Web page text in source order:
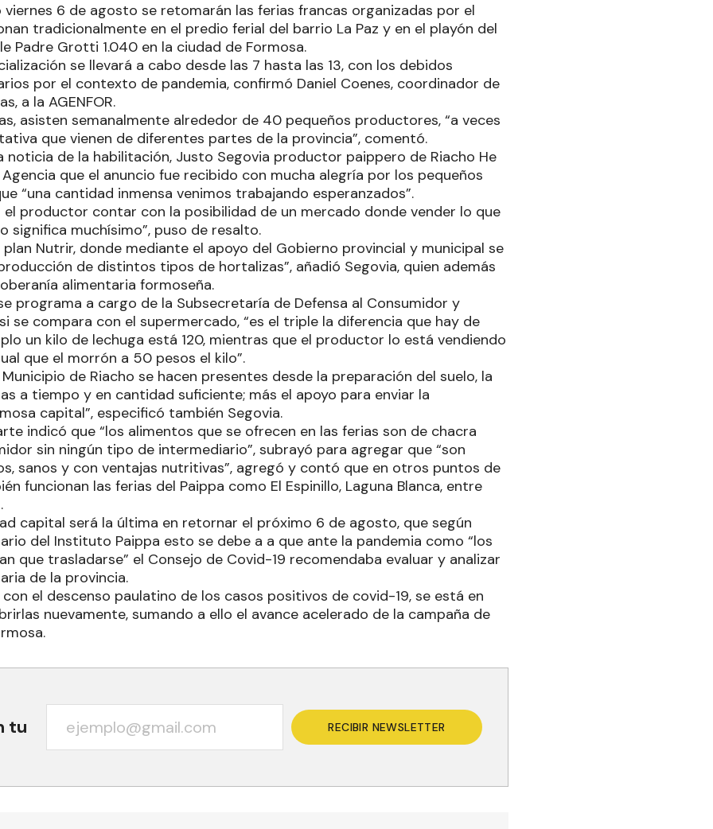
viernes 6 de agosto se retomarán las ferias francas organizadas por el
tradicionalmente en el predio ferial del barrio La Paz y en el playón del
Padre Grotti 1.040 en la ciudad de Formosa.
se llevará a cabo desde las 7 hasta las 13, con los debidos
por el contexto de pandemia, confirmó Daniel Coenes, coordinador de
a la AGENFOR.
asisten semanalmente alrededor de 40 pequeños productores, “a veces
que vienen de diferentes partes de la provincia”, comentó.
noticia de la habilitación, Justo Segovia productor paippero de Riacho He
que el anuncio fue recibido con mucha alegría por los pequeños
“una cantidad inmensa venimos trabajando esperanzados”.
el productor contar con la posibilidad de un mercado donde vender lo que
significa muchísimo”, puso de resalto.
plan Nutrir, donde mediante el apoyo del Gobierno provincial y municipal se
de distintos tipos de hortalizas”, añadió Segovia, quien además
alimentaria formoseña.
programa a cargo de la Subsecretaría de Defensa al Consumidor y
se compara con el supermercado, “es el triple la diferencia que hay de
un kilo de lechuga está 120, mientras que el productor lo está vendiendo
que el morrón a 50 pesos el kilo”.
de Riacho se hacen presentes desde la preparación del suelo, la
a tiempo y en cantidad suficiente; más el apoyo para enviar la
capital”, especificó también Segovia.
indicó que “los alimentos que se ofrecen en las ferias son de chacra
sin ningún tipo de intermediario”, subrayó para agregar que “son
sanos y con ventajas nutritivas”, agregó y contó que en otros puntos de
funcionan las ferias del Paippa como El Espinillo, Laguna Blanca, entre
capital será la última en retornar el próximo 6 de agosto, que según
del Instituto Paippa esto se debe a a que ante la pandemia como “los
que trasladarse” el Consejo de Covid-19 recomendaba evaluar y analizar
de la provincia.
con el descenso paulatino de los casos positivos de covid-19, se está en
nuevamente, sumando a ello el avance acelerado de la campaña de
tu RECIBIR NEWSLETTER